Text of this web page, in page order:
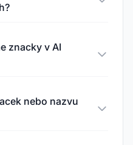
znacky v AI
nebo nazvu